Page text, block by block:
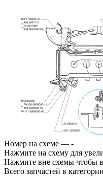
Номер на схеме — -
Нажмите на схему для
Нажмите вне схемы чтобы
Всего запчастей в